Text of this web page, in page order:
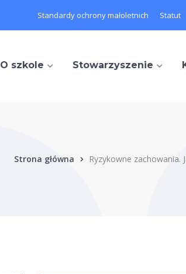
Standardy ochrony małoletnich Statut
O szkole Stowarzyszenie
Strona główna Ryzykowne zachowania.